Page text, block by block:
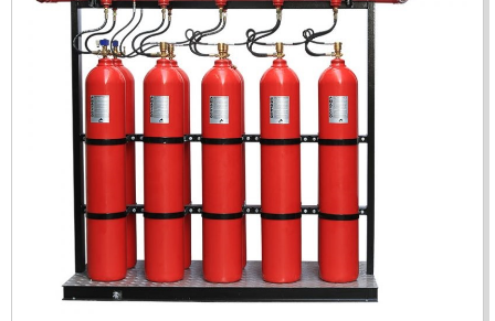
ĐẦU BÁO TIA LỬA IR3 RX500 CHỐNG CHÁY NỔ TIÊU
CHUẨN FM HÀN QUỐC
LIÊN HỆ
Mã sản phẩm: RX500